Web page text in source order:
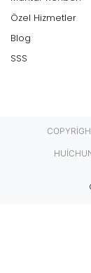
Özel Hizmetler
Blog
SSS